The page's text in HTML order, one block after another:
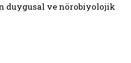
duygusal ve nörobiyolojik